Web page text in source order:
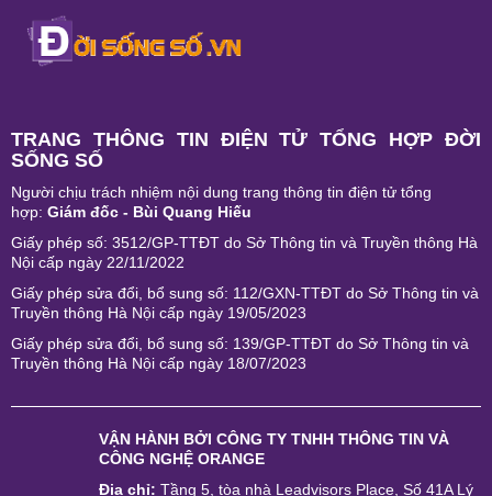
TRANG THÔNG TIN ĐIỆN TỬ TỔNG HỢP ĐỜI
SỐNG SỐ
Người chịu trách nhiệm nội dung trang thông tin điện tử tổng
hợp: Giám đốc - Bùi Quang Hiếu
Giấy phép số: 3512/GP-TTĐT do Sở Thông tin và Truyền thông Hà
Nội cấp ngày 22/11/2022
Giấy phép sửa đổi, bổ sung số: 112/GXN-TTĐT do Sở Thông tin và
Truyền thông Hà Nội cấp ngày 19/05/2023
Giấy phép sửa đổi, bổ sung số: 139/GP-TTĐT do Sở Thông tin và
Truyền thông Hà Nội cấp ngày 18/07/2023
VẬN HÀNH BỞI CÔNG TY TNHH THÔNG TIN VÀ
CÔNG NGHỆ ORANGE
Địa chỉ: Tầng 5, tòa nhà Leadvisors Place, Số 41A Lý